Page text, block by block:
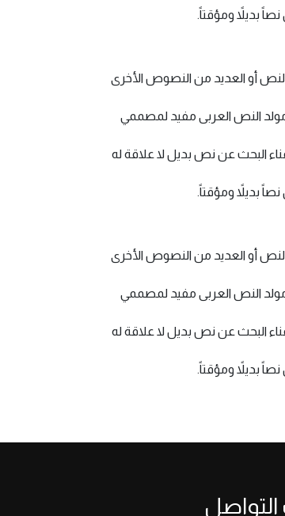
بديلاً ومؤقتاً.
أو العديد من النصوص الأخرى
مولد النص العربى مفيد لمصممي
البحث عن نص بديل لا علاقة له
بديلاً ومؤقتاً.
أو العديد من النصوص الأخرى
مولد النص العربى مفيد لمصممي
البحث عن نص بديل لا علاقة له
بديلاً ومؤقتاً.